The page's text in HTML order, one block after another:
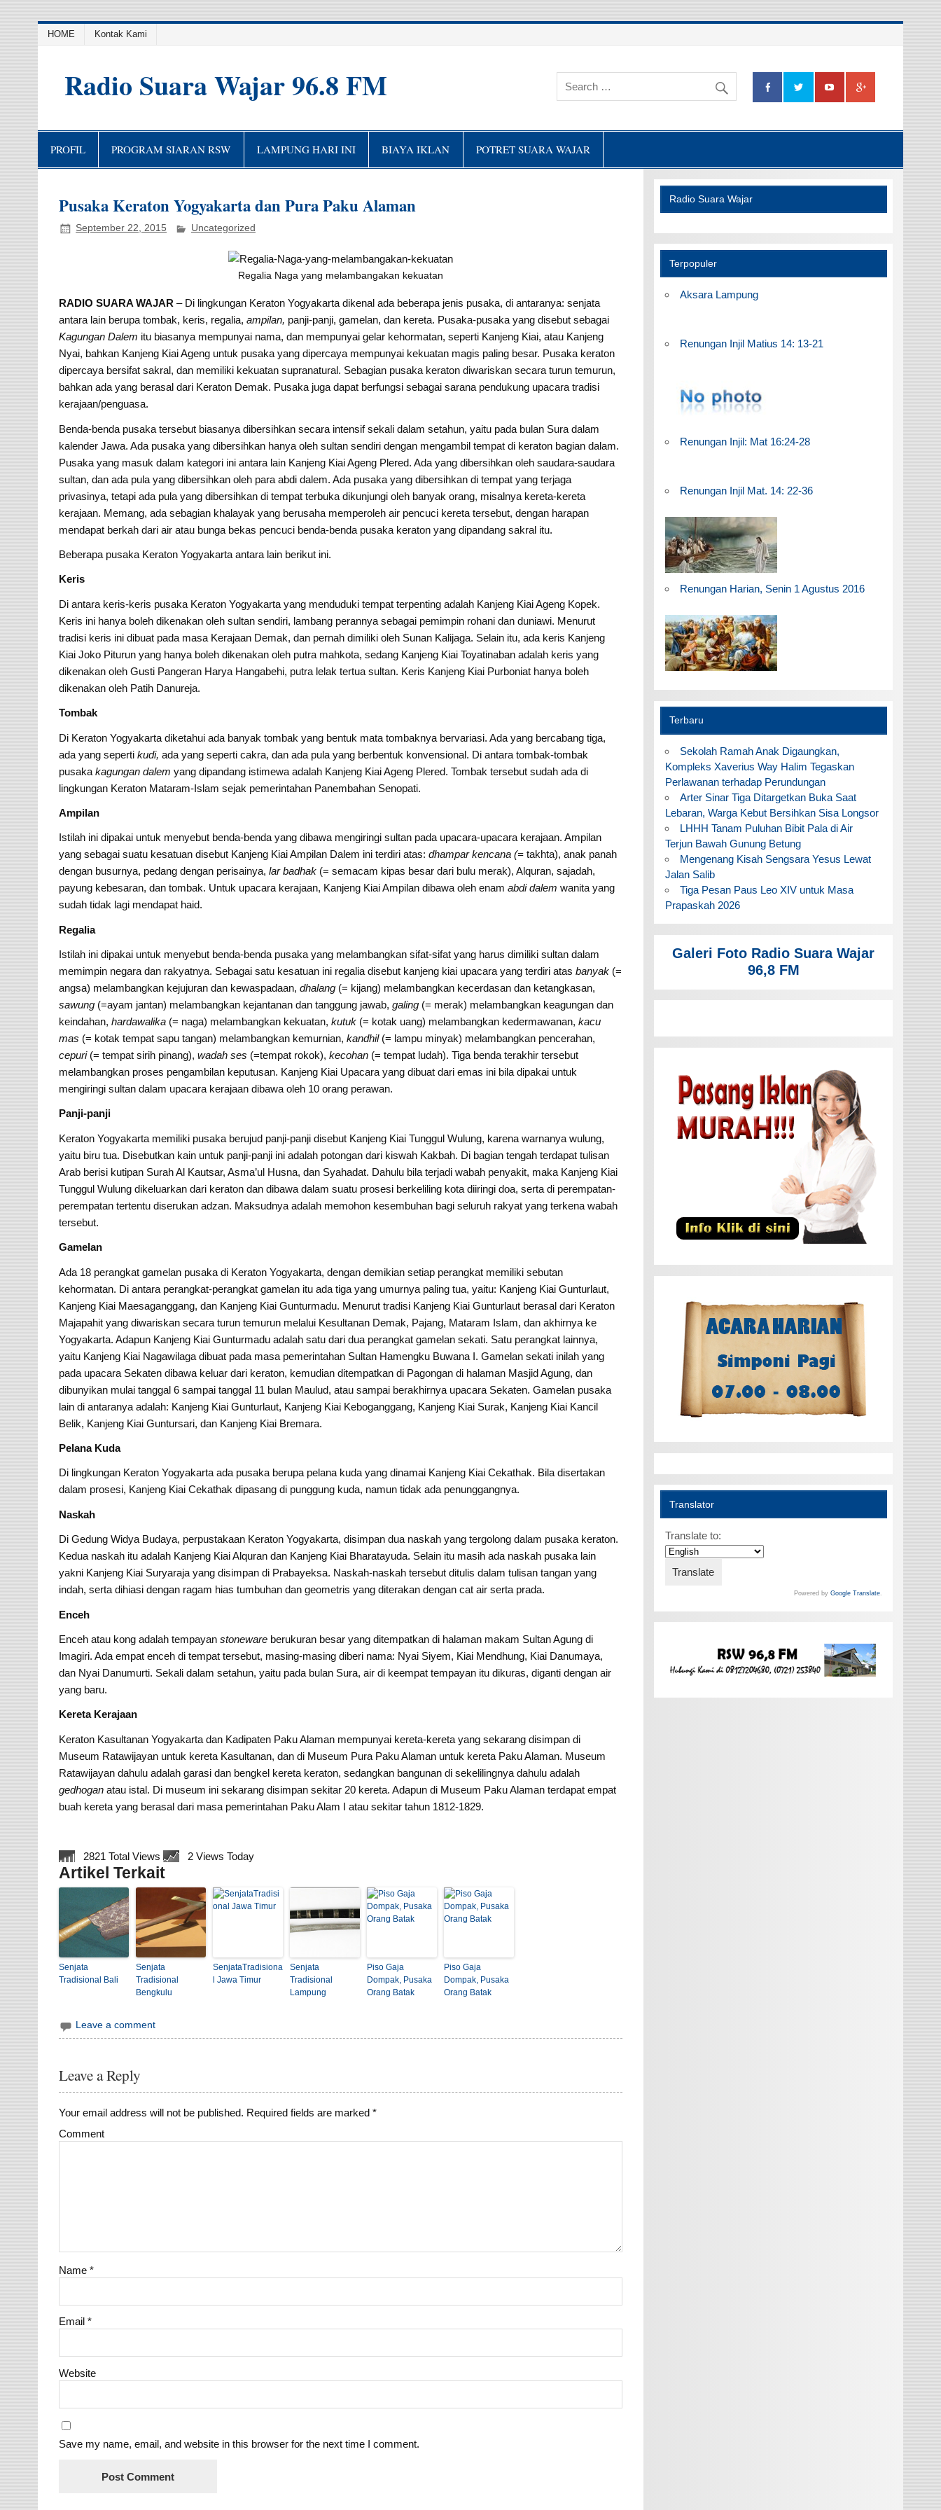
HOME Kontak Kami
Radio Suara Wajar 96.8 FM
PROFIL PROGRAM SIARAN RSW LAMPUNG HARI INI BIAYA IKLAN POTRET SUARA WAJAR
Pusaka Keraton Yogyakarta dan Pura Paku Alaman
September 22, 2015 Uncategorized
Regalia Naga yang melambangakan kekuatan
RADIO SUARA WAJAR – Di lingkungan Keraton Yogyakarta dikenal ada beberapa jenis pusaka, di antaranya: senjata
antara lain berupa tombak, keris, regalia,ampilan, panji-panji, gamelan, dan kereta. Pusaka-pusaka yang disebut sebagai
Kagungan Dalem itu biasanya mempunyai nama, dan mempunyai gelar kehormatan, seperti Kanjeng Kiai, atau Kanjeng
Nyai, bahkan Kanjeng Kiai Ageng untuk pusaka yang dipercaya mempunyai kekuatan magis paling besar. Pusaka keraton
dipercaya bersifat sakral, dan memiliki kekuatan supranatural. Sebagian pusaka keraton diwariskan secara turun temurun,
bahkan ada yang berasal dari Keraton Demak. Pusaka juga dapat berfungsi sebagai sarana pendukung upacara tradisi
kerajaan/penguasa.
Benda-benda pusaka tersebut biasanya dibersihkan secara intensif sekali dalam setahun, yaitu pada bulan Sura dalam
kalender Jawa. Ada pusaka yang dibersihkan hanya oleh sultan sendiri dengan mengambil tempat di keraton bagian dalam.
Pusaka yang masuk dalam kategori ini antara lain Kanjeng Kiai Ageng Plered. Ada yang dibersihkan oleh saudara-saudara
sultan, dan ada pula yang dibersihkan oleh para abdi dalem. Ada pusaka yang dibersihkan di tempat yang terjaga
privasinya, tetapi ada pula yang dibersihkan di tempat terbuka dikunjungi oleh banyak orang, misalnya kereta-kereta
kerajaan. Memang, ada sebagian khalayak yang berusaha memperoleh air pencuci kereta tersebut, dengan harapan
mendapat berkah dari air atau bunga bekas pencuci benda-benda pusaka keraton yang dipandang sakral itu.
Beberapa pusaka Keraton Yogyakarta antara lain berikut ini.
Keris
Di antara keris-keris pusaka Keraton Yogyakarta yang menduduki tempat terpenting adalah Kanjeng Kiai Ageng Kopek.
Keris ini hanya boleh dikenakan oleh sultan sendiri, lambang perannya sebagai pemimpin rohani dan duniawi. Menurut
tradisi keris ini dibuat pada masa Kerajaan Demak, dan pernah dimiliki oleh Sunan Kalijaga. Selain itu, ada keris Kanjeng
Kiai Joko Piturun yang hanya boleh dikenakan oleh putra mahkota, sedang Kanjeng Kiai Toyatinaban adalah keris yang
dikenakan oleh Gusti Pangeran Harya Hangabehi, putra lelak tertua sultan. Keris Kanjeng Kiai Purboniat hanya boleh
dikenakan oleh Patih Danureja.
Tombak
Di Keraton Yogyakarta diketahui ada banyak tombak yang bentuk mata tombaknya bervariasi. Ada yang bercabang tiga,
ada yang sepertikudi,ada yang seperti cakra, dan ada pula yang berbentuk konvensional. Di antara tombak­-tombak
pusakakagungan dalemyang dipandang istimewa adalah Kanjeng Kiai Ageng Plered. Tombak tersebut sudah ada di
lingkungan Keraton Mataram-Islam sejak pemerintahan Panembahan Senopati.
Ampilan
Istilah ini dipakai untuk menyebut benda-benda yang dibawa mengiringi sultan pada upacara-upacara kerajaan. Ampilan
yang sebagai suatu kesatuan disebut Kanjeng Kiai Ampilan Dalem ini terdiri atas:dhampar kencana (=takhta), anak panah
dengan busurnya, pedang dengan perisainya,lar badhak (= semacam kipas besar dari bulu merak), Alquran, sajadah,
payung kebesaran, dan tombak. Untuk upacara kerajaan, Kanjeng Kiai Ampilan dibawa oleh enamabdi dalemwanita yang
sudah tidak lagi mendapat haid.
Regalia
Istilah ini dipakai untuk menyebut benda-benda pusaka yang melambangkan sifat-sifat yang harus dimiliki sultan dalam
memimpin negara dan rakyatnya. Sebagai satu kesatuan ini regalia disebut kanjeng kiai upacara yang terdiri atasbanyak (=
angsa) melambangkan kejujuran dan kewaspadaan,dhalang (= kijang) melambangkan kecerdasan dan ketangkasan,
sawung (=ayam jantan) melambangkan kejantanan dan tanggung jawab,galing (= merak) melambangkan keagungan dan
keindahan,hardawalika (= naga) melambangkan kekuatan,kutuk (= kotak uang) melambangkan kedermawanan,kacu
mas (= kotak tempat sapu tangan) melambangkan kemurnian,kandhil(= lampu minyak) melambangkan pencerahan,
cepuri (= tempat sirih pinang),wadah ses (=tempat rokok),kecohan (= tempat ludah). Tiga benda terakhir tersebut
melambangkan proses pengambilan keputusan. Kanjeng Kiai Upacara yang dibuat dari emas ini bila dipakai untuk
mengiringi sultan dalam upacara kerajaan dibawa oleh 10 orang perawan.
Panji-panji
Keraton Yogyakarta memiliki pusaka berujud panji-panji disebut Kanjeng Kiai Tunggul Wulung, karena warnanya wulung,
yaitu biru tua. Disebutkan kain untuk panji-panji ini adalah potongan dari kiswah Kakbah. Di bagian tengah terdapat tulisan
Arab berisi kutipan Surah Al Kautsar, Asma’ul Husna, dan Syahadat. Dahulu bila terjadi wabah penyakit, maka Kanjeng Kiai
Tunggul Wulung dikeluarkan dari keraton dan dibawa dalam suatu prosesi berkeliling kota diiringi doa, serta di perempatan-
perempatan tertentu diserukan adzan. Maksudnya adalah memohon kesembuhan bagi seluruh rakyat yang terkena wabah
tersebut.
Gamelan
Ada 18 perangkat gamelan pusaka di Keraton Yogyakarta, dengan demikian setiap perangkat memiliki sebutan
kehormatan. Di antara perangkat-perangkat gamelan itu ada tiga yang umurnya paling tua, yaitu: Kanjeng Kiai Gunturlaut,
Kanjeng Kiai Maesaganggang, dan Kanjeng Kiai Gunturmadu. Menurut tradisi Kanjeng Kiai Gunturlaut berasal dari Keraton
Majapahit yang diwariskan secara turun temurun melalui Kesultanan Demak, Pajang, Mataram Islam, dan akhirnya ke
Yogyakarta. Adapun Kanjeng Kiai Gunturmadu adalah satu dari dua perangkat gamelan sekati. Satu perangkat lainnya,
yaitu Kanjeng Kiai Nagawilaga dibuat pada masa pemerintahan Sultan Hamengku Buwana I. Gamelan sekati inilah yang
pada upacara Sekaten dibawa keluar dari keraton, kemudian ditempatkan di Pagongan di halaman Masjid Agung, dan
dibunyikan mulai tanggal 6 sampai tanggal 11 bulan Maulud, atau sampai berakhirnya upacara Sekaten. Gamelan pusaka
lain di antaranya adalah: Kanjeng Kiai Gunturlaut, Kanjeng Kiai Keboganggang, Kanjeng Kiai Surak, Kanjeng Kiai Kancil
Belik, Kanjeng Kiai Guntursari, dan Kanjeng Kiai Bremara.
Pelana Kuda
Di lingkungan Keraton Yogyakarta ada pusaka berupa pelana kuda yang dinamai Kanjeng Kiai Cekathak. Bila disertakan
dalam prosesi, Kanjeng Kiai Cekathak dipasang di punggung kuda, namun tidak ada penunggangnya.
Naskah
Di Gedung Widya Budaya, perpustakaan Keraton Yogyakarta, disimpan dua naskah yang tergolong dalam pusaka keraton.
Kedua naskah itu adalah Kanjeng Kiai Alquran dan Kanjeng Kiai Bharatayuda. Selain itu masih ada naskah pusaka lain
yakni Kanjeng Kiai Suryaraja yang disimpan di Prabayeksa. Naskah-­naskah tersebut ditulis dalam tulisan tangan yang
indah, serta dihiasi dengan ragam hias tumbuhan dan geometris yang diterakan dengan cat air serta prada.
Enceh
Enceh atau kong adalah tempayanstoneware berukuran besar yang ditempatkan di halaman makam Sultan Agung di
Imagiri. Ada empat enceh di tempat tersebut, masing-masing diberi nama: Nyai Siyem, Kiai Mendhung, Kiai Danumaya,
dan Nyai Danumurti. Sekali dalam setahun, yaitu pada bulan Sura, air di keempat tempayan itu dikuras, diganti dengan air
yang baru.
Kereta Kerajaan
Keraton Kasultanan Yogyakarta dan Kadipaten Paku Alaman mempunyai kereta-kereta yang sekarang disimpan di
Museum Ratawijayan untuk kereta Kasultanan, dan di Museum Pura Paku Alaman untuk kereta Paku Alaman. Museum
Ratawijayan dahulu adalah garasi dan bengkel kereta keraton, sedangkan bangunan di sekelilingnya dahulu adalah
gedhoganatau istal. Di museum ini sekarang disimpan sekitar 20 kereta. Adapun di Museum Paku Alaman terdapat empat
buah kereta yang berasal dari masa pemerintahan Paku Alam I atau sekitar tahun 1812-1829.
2821 Total Views 2 Views Today
Artikel Terkait
Senjata
Tradisional Bali
Senjata
Tradisional
Bengkulu
SenjataTradisiona
l Jawa Timur
Senjata
Tradisional
Lampung
Piso Gaja
Dompak, Pusaka
Orang Batak
Piso Gaja
Dompak, Pusaka
Orang Batak
Leave a comment
Leave a Reply
Your email address will not be published. Required fields are marked*
Comment
Name*
Email*
Website
Save my name, email, and website in this browser for the next time I comment.
Radio Suara Wajar
Terpopuler
Aksara Lampung
Renungan Injil Matius 14: 13-21
Renungan Injil: Mat 16:24-28
Renungan Injil Mat. 14: 22-36
Renungan Harian, Senin 1 Agustus 2016
Terbaru
Sekolah Ramah Anak Digaungkan,
Kompleks Xaverius Way Halim Tegaskan
Perlawanan terhadap Perundungan
Arter Sinar Tiga Ditargetkan Buka Saat
Lebaran, Warga Kebut Bersihkan Sisa Longsor
LHHH Tanam Puluhan Bibit Pala di Air
Terjun Bawah Gunung Betung
Mengenang Kisah Sengsara Yesus Lewat
Jalan Salib
Tiga Pesan Paus Leo XIV untuk Masa
Prapaskah 2026
Galeri Foto Radio Suara Wajar
96,8 FM
Translator
Translate to:
Powered by Google Translate.